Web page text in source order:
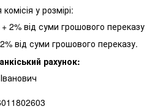
у розмірі:
2% від суми грошового переказу
від суми грошового переказу.
рахунок: